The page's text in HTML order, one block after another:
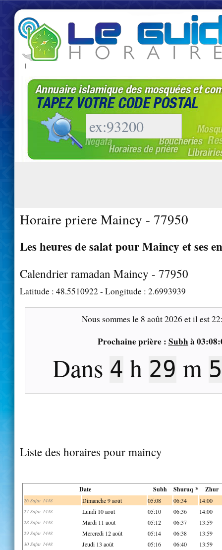
|
Horaire priere Maincy - 77950
Les heures de salat pour Maincy et ses
Calendrier ramadan Maincy - 77950
Latitude : 48.5510922 - Longitude : 2.6993939
Nous sommes le 8 août 2026 et il est
Prochaine prière : Subhà
Dans 4 h 29 m
Liste des horaires pour maincy
Date Subh Shuruq * Zhur
26 Safar 1448 Dimanche 9 août 05:08 06:34 14:00
27 Safar 1448 Lundi 10 août 05:10 06:36 14:00
28 Safar 1448 Mardi 11 août 05:12 06:37 13:59
29 Safar 1448 Mercredi 12 août 05:14 06:38 13:59
30 Safar 1448 Jeudi 13 août 05:16 06:40 13:59